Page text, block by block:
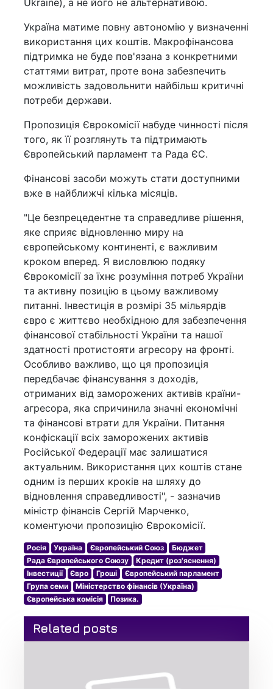
Україна матиме повну автономію у визначенні
використання цих коштів. Макрофінансова
підтримка не буде пов'язана з конкретними
статтями витрат, проте вона забезпечить
можливість задовольнити найбільш критичні
потреби держави.
Пропозиція Єврокомісії набуде чинності після
того, як її розглянуть та підтримають
Європейський парламент та Рада ЄС.
Фінансові засоби можуть стати доступними
вже в найближчі кілька місяців.
"Це безпрецедентне та справедливе рішення,
яке сприяє відновленню миру на
європейському континенті, є важливим
кроком вперед. Я висловлюю подяку
Єврокомісії за їхнє розуміння потреб України
та активну позицію в цьому важливому
питанні. Інвестиція в розмірі 35 мільярдів
євро є життєво необхідною для забезпечення
фінансової стабільності України та нашої
здатності протистояти агресору на фронті.
Особливо важливо, що ця пропозиція
передбачає фінансування з доходів,
отриманих від заморожених активів країни-
агресора, яка спричинила значні економічні
та фінансові втрати для України. Питання
конфіскації всіх заморожених активів
Російської Федерації має залишатися
актуальним. Використання цих коштів стане
одним із перших кроків на шляху до
відновлення справедливості", - зазначив
міністр фінансів Сергій Марченко,
коментуючи пропозицію Єврокомісії.
Росія Україна Європейський Союз
Бюджет
Рада Європейського Союзу
Кредит (роз'яснення)
Інвестиції
Євро Гроші
Європейський парламент
Група семи
Міністерство фінансів (Україна)
Європейська комісія
Позика.
Related posts